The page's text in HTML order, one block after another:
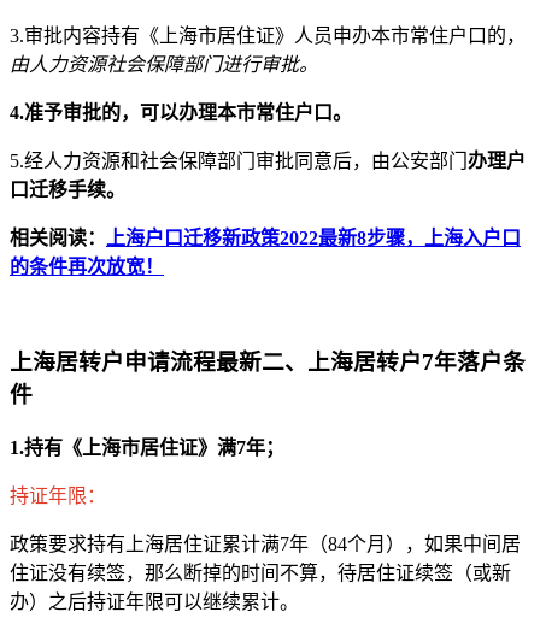
3.审批内容持有《上海市居住证》人员申办本市常住户口的，
由人力资源社会保障部门进行审批。
4.准予审批的，可以办理本市常住户口。
5.经人力资源和社会保障部门审批同意后，由公安部门 办理户
口迁移手续。
相关阅读：
上海户口迁移新政策2022最新8步骤，上海入户口
的条件再次放宽！
上海居转户申请流程最新二、上海居转户7年落户条
件
1.持有《上海市居住证》满7年；
持证年限：
政策要求持有上海居住证累计满7年（84个月），如果中间居
住证没有续签，那么断掉的时间不算，待居住证续签（或新
办）之后持证年限可以继续累计。